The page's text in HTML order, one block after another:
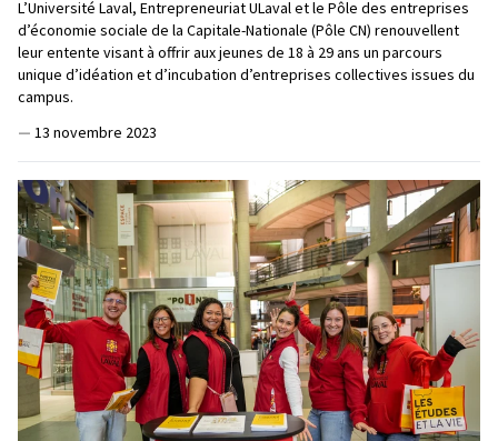
L’Université Laval, Entrepreneuriat ULaval et le Pôle des entreprises
d’économie sociale de la Capitale-Nationale (Pôle CN) renouvellent
leur entente visant à offrir aux jeunes de 18 à 29 ans un parcours
unique d’idéation et d’incubation d’entreprises collectives issues du
campus.
— 13 novembre 2023